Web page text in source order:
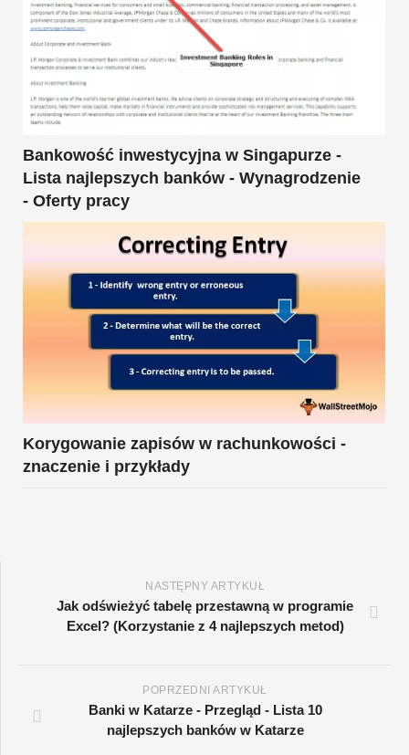
Bankowość inwestycyjna w Singapurze -
Lista najlepszych banków - Wynagrodzenie
- Oferty pracy
Korygowanie zapisów w rachunkowości -
znaczenie i przykłady
NASTĘPNY ARTYKUŁ
Jak odświeżyć tabelę przestawną w programie
Excel? (Korzystanie z 4 najlepszych metod)
POPRZEDNI ARTYKUŁ
Banki w Katarze - Przegląd - Lista 10
najlepszych banków w Katarze